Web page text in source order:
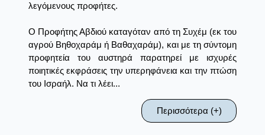
λεγόμενους προφήτες.
Ο Προφήτης Αβδιού καταγόταν από τη Συχέμ (εκ του
αγρού Βηθοχαράμ ή Βαθαχαράμ), και με τη σύντομη
προφητεία του αυστηρά παρατηρεί με ισχυρές
ποιητικές εκφράσεις την υπερηφάνεια και την πτώση
του Ισραήλ. Να τι λέει...
Περισσότερα (+)